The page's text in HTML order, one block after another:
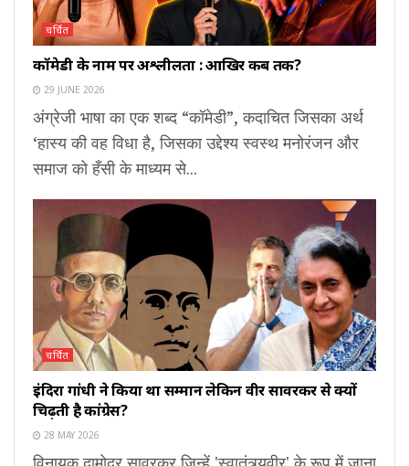
चर्चित
कॉमेडी के नाम पर अश्लीलता : आखिर कब तक?
29 JUNE 2026
अंग्रेजी भाषा का एक शब्द “कॉमेडी”, कदाचित जिसका अर्थ
‘हास्य की वह विधा है, जिसका उद्देश्य स्वस्थ मनोरंजन और
समाज को हँसी के माध्यम से...
चर्चित
इंदिरा गांधी ने किया था सम्मान लेकिन वीर सावरकर से क्यों
चिढ़ती है कांग्रेस?
28 MAY 2026